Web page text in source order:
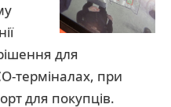
для
терміналах, при
для покупців.